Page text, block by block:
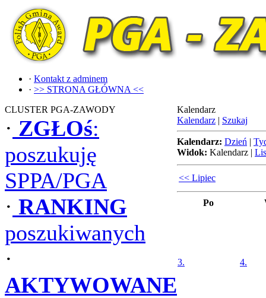
· Kontakt z adminem
· >> STRONA GŁÓWNA <<
CLUSTER PGA-ZAWODY
· ZGŁOś:
poszukuję
SPPA/PGA
· RANKING
poszukiwanych
·
AKTYWOWANE
Kalendarz
Kalendarz | Szukaj
Kalendarz: Dzień |
Widok: Kalendarz |
<< Lipiec
Po
3. 4.